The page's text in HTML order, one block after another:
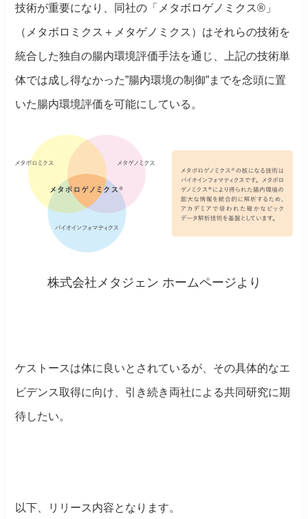
技術が重要になり、同社の「メタボロゲノミクス®」
（メタボロミクス＋メタゲノミクス）はそれらの技術を
統合した独自の腸内環境評価手法を通じ、上記の技術単
体では成し得なかった”腸内環境の制御”までを念頭に置
いた腸内環境評価を可能にしている。
株式会社メタジェン ホームページより
ケストースは体に良いとされているが、その具体的なエ
ビデンス取得に向け、引き続き両社による共同研究に期
待したい。
以下、リリース内容となります。